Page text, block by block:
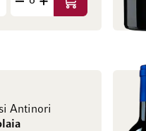
Ajouter au panier
Antinori